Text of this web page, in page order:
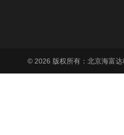
© 2026 版权所有：北京海富达